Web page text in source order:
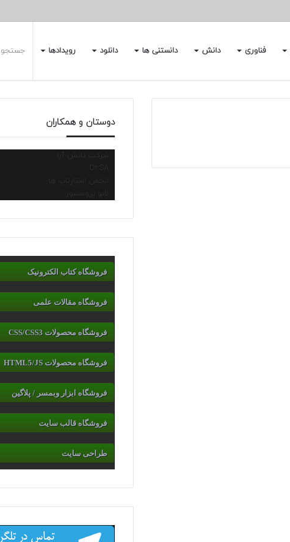
فناوری دانش دانستنی ها دانلود رویدادها
دوستان و همکاران
شرکت دانش آرا
انجمن استارتاپ ها
نانو پروسسور
فروشگاه کتاب الکترونیک
فروشگاه مقالات علمی
فروشگاه محصولات CSS/CSS3
فروشگاه محصولات HTML5/JS
فروشگاه ابزار وبمسر / پلاگین
فروشگاه قالب سایت
طراحی سایت